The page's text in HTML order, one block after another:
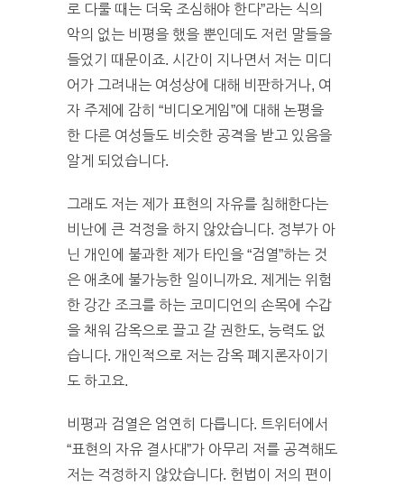
로 다룰 때는 더욱 조심해야 한다”라는 식의
악의 없는 비평을 했을 뿐인데도 저런 말들을
들었기 때문이죠. 시간이 지나면서 저는 미디
어가 그려내는 여성상에 대해 비판하거나, 여
자 주제에 감히 “비디오게임”에 대해 논평을
한 다른 여성들도 비슷한 공격을 받고 있음을
알게 되었습니다.
그래도 저는 제가 표현의 자유를 침해한다는
비난에 큰 걱정을 하지 않았습니다. 정부가 아
닌 개인에 불과한 제가 타인을 “검열”하는 것
은 애초에 불가능한 일이니까요. 제게는 위험
한 강간 조크를 하는 코미디언의 손목에 수갑
을 채워 감옥으로 끌고 갈 권한도, 능력도 없
습니다. 개인적으로 저는 감옥 폐지론자이기
도 하고요.
비평과 검열은 엄연히 다릅니다. 트위터에서
“표현의 자유 결사대”가 아무리 저를 공격해도
저는 걱정하지 않았습니다. 헌법이 저의 편이